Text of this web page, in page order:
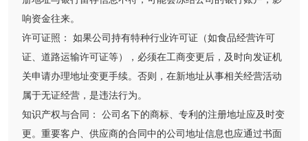
响资金往来。
许可证照： 如果公司持有特种行业许可证（如食品经营许可
证、道路运输许可证等），必须在工商变更后，及时向发证机
关申请办理地址变更手续。否则，在新地址从事相关经营活动
属于无证经营，是违法行为。
知识产权与合同： 公司名下的商标、专利的注册地址应及时变
更。重要客户、供应商的合同中的公司地址信息也应通过书面